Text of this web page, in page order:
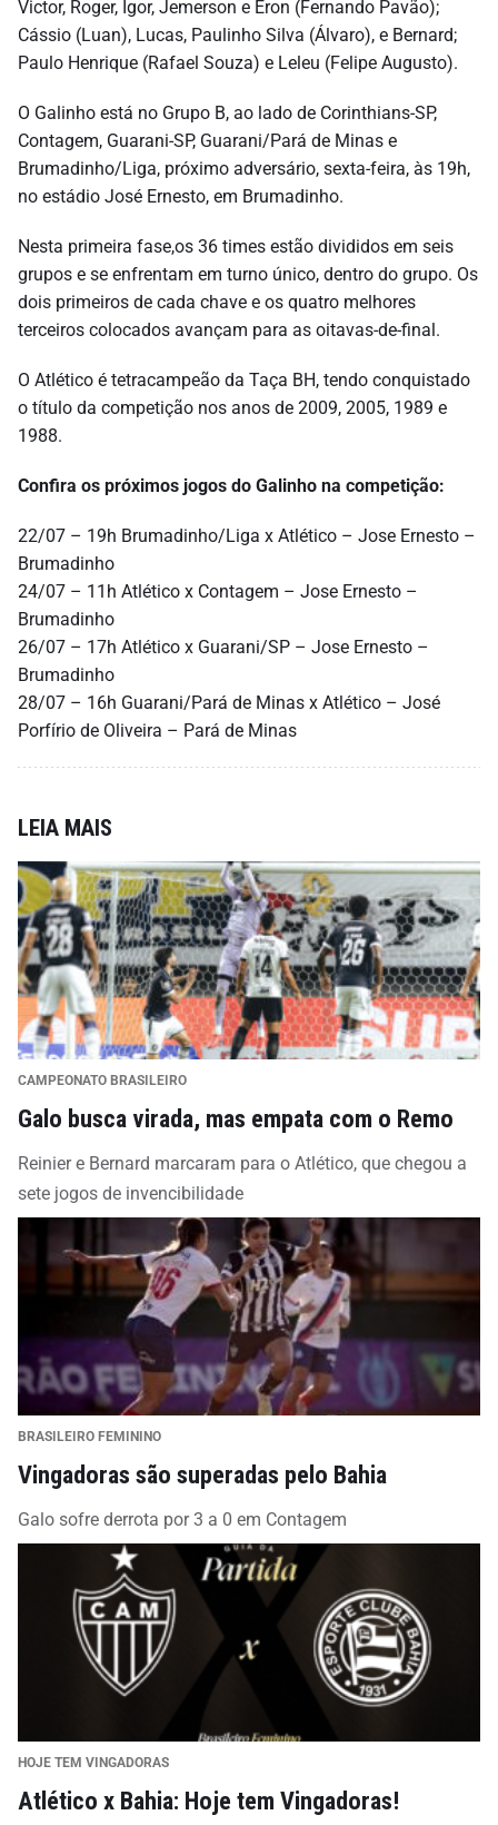
Victor, Roger, Igor, Jemerson e Eron (Fernando Pavão);
Cássio (Luan), Lucas, Paulinho Silva (Álvaro), e Bernard;
Paulo Henrique (Rafael Souza) e Leleu (Felipe Augusto).
O Galinho está no Grupo B, ao lado de Corinthians-SP,
Contagem, Guarani-SP, Guarani/Pará de Minas e
Brumadinho/Liga, próximo adversário, sexta-feira, às 19h,
no estádio José Ernesto, em Brumadinho.
Nesta primeira fase,os 36 times estão divididos em seis
grupos e se enfrentam em turno único, dentro do grupo. Os
dois primeiros de cada chave e os quatro melhores
terceiros colocados avançam para as oitavas-de-final.
O Atlético é tetracampeão da Taça BH, tendo conquistado
o título da competição nos anos de 2009, 2005, 1989 e
1988.
Confira os próximos jogos do Galinho na competição:
22/07 – 19h Brumadinho/Liga x Atlético – Jose Ernesto –
Brumadinho
24/07 – 11h Atlético x Contagem – Jose Ernesto –
Brumadinho
26/07 – 17h Atlético x Guarani/SP – Jose Ernesto –
Brumadinho
28/07 – 16h Guarani/Pará de Minas x Atlético – José
Porfírio de Oliveira – Pará de Minas
LEIA MAIS
CAMPEONATO BRASILEIRO
Galo busca virada, mas empata com o Remo
Reinier e Bernard marcaram para o Atlético, que chegou a
sete jogos de invencibilidade
BRASILEIRO FEMININO
Vingadoras são superadas pelo Bahia
Galo sofre derrota por 3 a 0 em Contagem
HOJE TEM VINGADORAS
Atlético x Bahia: Hoje tem Vingadoras!